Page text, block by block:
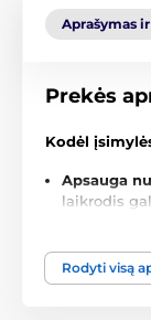
Aprašymas
Prekės
Kodėl
Apsauga
laikrodis
Prabangus
Rodyti visą